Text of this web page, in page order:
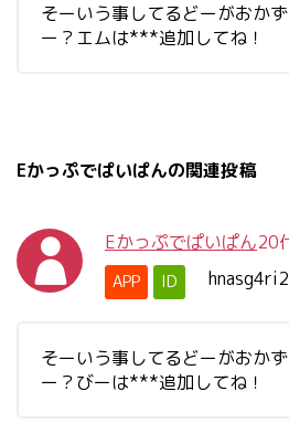
そーいう事してるどーがおか
ー？エムは***追加してね！
Eかっぷでぱいぱんの関連投稿
Eかっぷでぱいぱん20
APP ID
そーいう事してるどーがおか
ー？びーは***追加してね！